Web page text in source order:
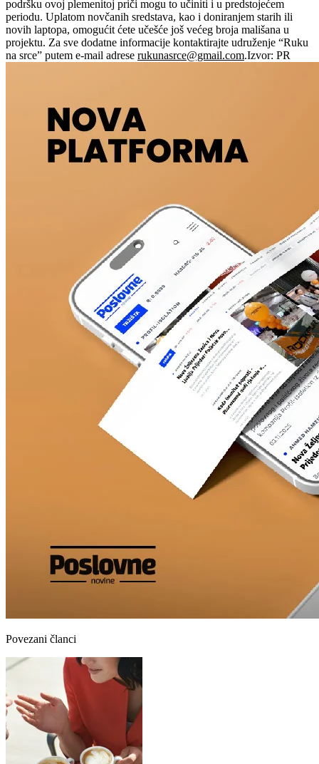
podršku ovoj plemenitoj priči mogu to učiniti i u predstojećem
periodu. Uplatom novčanih sredstava, kao i doniranjem starih ili
novih laptopa, omogućit ćete učešće još većeg broja mališana u
projektu. Za sve dodatne informacije kontaktirajte udruženje “Ruku
na srce” putem e-mail adrese rukunasrce@gmail.com.Izvor: PR
Povezani članci